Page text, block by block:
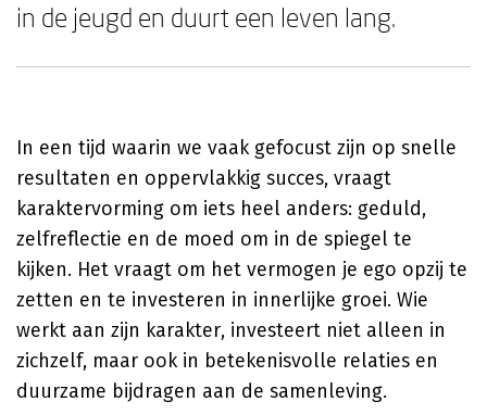
in de jeugd en duurt een leven lang.
In een tijd waarin we vaak gefocust zijn op snelle
resultaten en oppervlakkig succes, vraagt
karaktervorming om iets heel anders: geduld,
zelfreflectie en de moed om in de spiegel te
kijken. Het vraagt om het vermogen je ego opzij te
zetten en te investeren in innerlijke groei. Wie
werkt aan zijn karakter, investeert niet alleen in
zichzelf, maar ook in betekenisvolle relaties en
duurzame bijdragen aan de samenleving.